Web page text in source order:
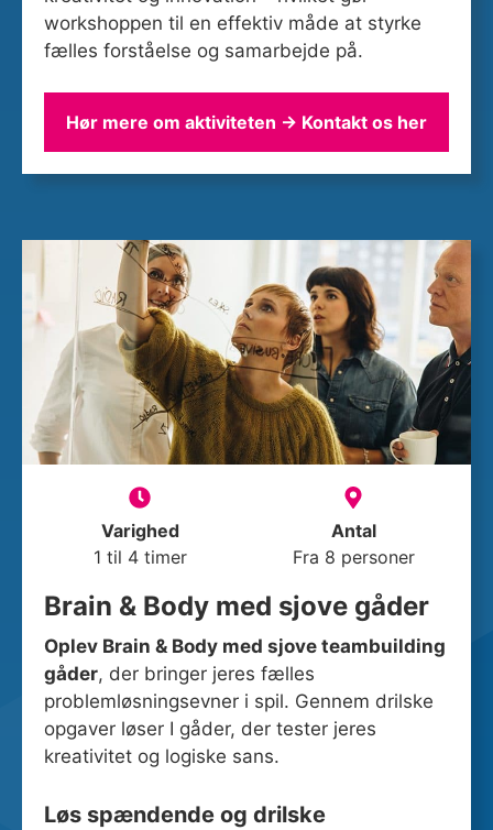
workshoppen til en effektiv måde at styrke
fælles forståelse og samarbejde på.
Hør mere om aktiviteten → Kontakt os her
Varighed
1 til 4 timer
Antal
Fra 8 personer
Brain & Body med sjove gåder
Oplev Brain & Body med sjove teambuilding
gåder, der bringer jeres fælles
problemløsningsevner i spil. Gennem drilske
opgaver løser I gåder, der tester jeres
kreativitet og logiske sans.
Løs spændende og drilske